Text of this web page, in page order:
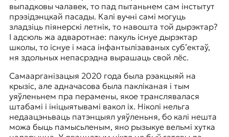
выпадковы чалавек, то пад пытаньнем сам інстытут
прэзідэнцкай пасады. Калі вучні самі могуць
зладзіць піянерскі летнік, то навошта той дырэктар?
І адсюль жа адваротнае: пакуль існуе дырэктар
школы, то існуе і маса інфантылізаваных суб’ектаў,
ня здольных непасрэдна вырашаць свой лёс.
Самаарганізацыя 2020 года была рэакцыяй на
крызіс, але адначасова была пакліканая і тым
уяўленьнем пра перамены, якое транслявалася
штабамі і ініцыятывамі вакол іх. Ніколі нельга
недаацэньваць патэнцыял уяўленьня, бо калі нешта
можа быць памысьленым, яно рызыкуе вельмі хутка